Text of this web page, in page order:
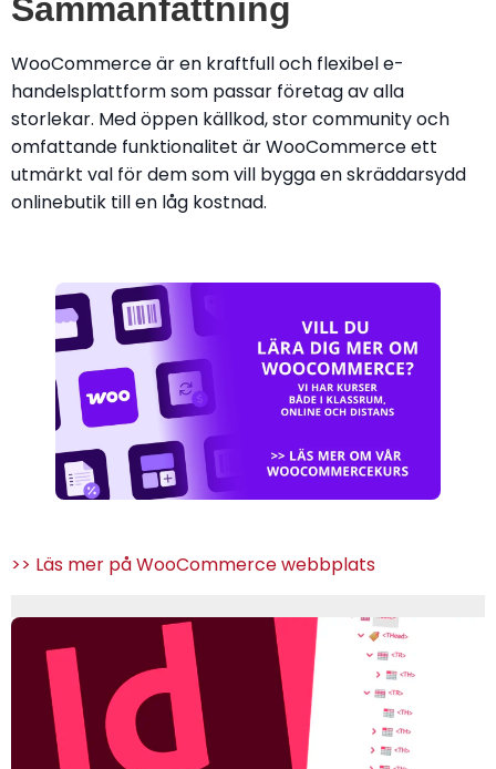
Sammanfattning
WooCommerce är en kraftfull och flexibel e-
handelsplattform som passar företag av alla
storlekar. Med öppen källkod, stor community och
omfattande funktionalitet är WooCommerce ett
utmärkt val för dem som vill bygga en skräddarsydd
onlinebutik till en låg kostnad.
>> Läs mer på WooCommerce webbplats